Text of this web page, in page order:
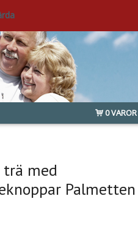
0 VAROR
trä med
Palmetten